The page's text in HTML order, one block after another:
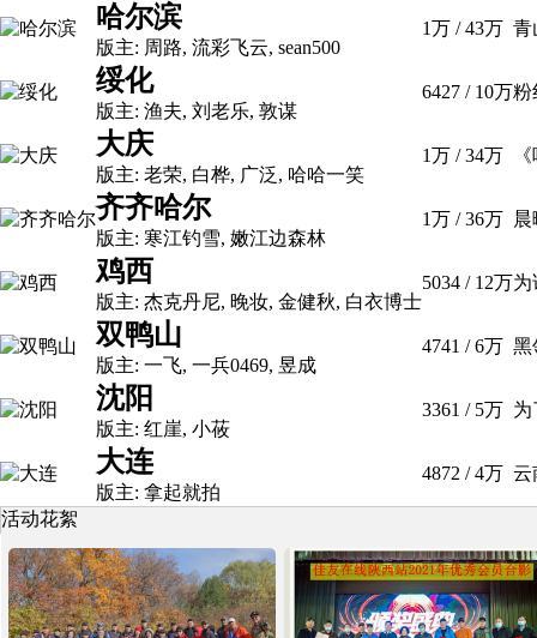
哈尔滨
版主: 周路, 流彩飞云, sean500
1万 /43万 青
绥化
版主: 渔夫, 刘老乐, 敦谋
6427 / 10万粉
大庆
版主: 老荣, 白桦, 广泛, 哈哈一笑
1万 /34万
齐齐哈尔
版主: 寒江钓雪, 嫩江边森林
1万 /36万
鸡西
版主: 杰克丹尼, 晚妆, 金健秋, 白衣博士
5034 / 12万为
双鸭山
版主: 一飞, 一兵0469, 昱成
4741 /6万 黑
沈阳
版主: 红崖, 小莜
3361 / 5万 为
大连
版主: 拿起就拍
4872 /4万 云
活动花絮